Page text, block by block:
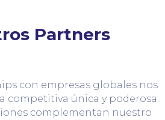
Partners
con empresas globales nos
competitiva única y poderosa.
complementan nuestro